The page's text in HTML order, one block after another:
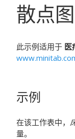
散点图
此示例适用于 医
示例
在该工作表中，
量。